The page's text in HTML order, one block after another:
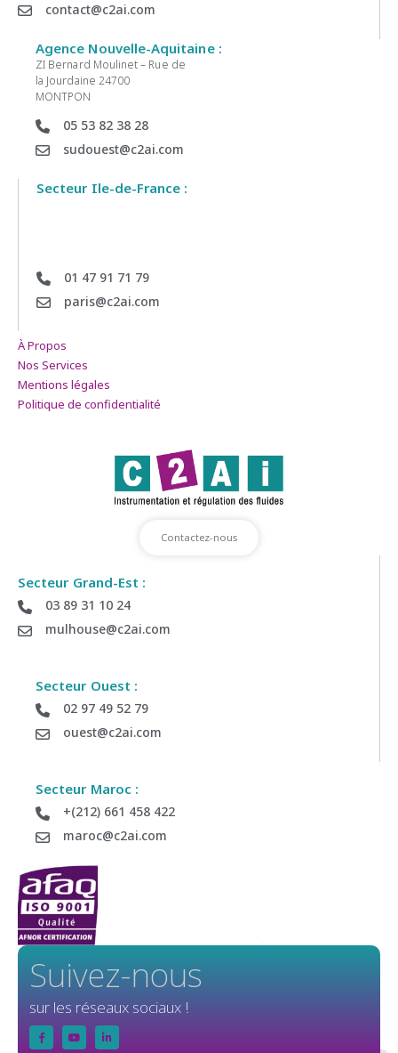
contact@c2ai.com
Agence Nouvelle-Aquitaine :
ZI Bernard Moulinet – Rue de
la Jourdaine 24700
MONTPON
05 53 82 38 28
sudouest@c2ai.com
Secteur Ile-de-France :
01 47 91 71 79
paris@c2ai.com
À Propos
Nos Services
Mentions légales
Politique de confidentialité
Contactez-nous
Secteur Grand-Est :
03 89 31 10 24
mulhouse@c2ai.com
Secteur Ouest :
02 97 49 52 79
ouest@c2ai.com
Secteur Maroc :
+(212) 661 458 422
maroc@c2ai.com
Suivez-nous
sur les réseaux sociaux !